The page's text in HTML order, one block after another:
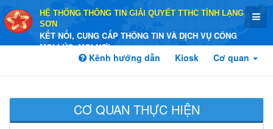
HỆ THỐNG THÔNG TIN GIẢI QUYẾT TTHC TỈNH LẠNG
SƠN
KẾT NỐI, CUNG CẤP THÔNG TIN VÀ DỊCH VỤ CÔNG
MỌI LÚC, MỌI NƠI
Kênh hướng dẫn Kiosk Cơ quan
CƠ QUAN THỰC HIỆN